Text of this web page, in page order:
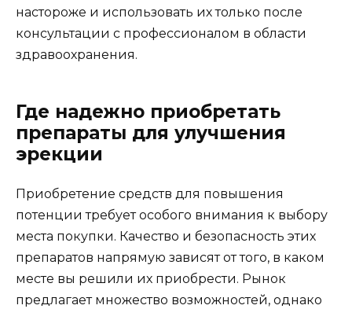
настороже и использовать их только после
консультации с профессионалом в области
здравоохранения.
Где надежно приобретать
препараты для улучшения
эрекции
Приобретение средств для повышения
потенции требует особого внимания к выбору
места покупки. Качество и безопасность этих
препаратов напрямую зависят от того, в каком
месте вы решили их приобрести. Рынок
предлагает множество возможностей, однако